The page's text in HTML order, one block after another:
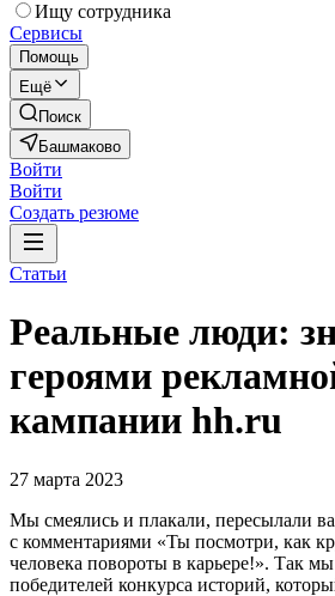
Ищу сотрудника
Сервисы
Помощь
Ещё
Поиск
Башмаково
Войти
Войти
Создать резюме
Статьи
Реальные люди:
героями
кампании hh.ru
27 марта 2023
Мы смеялись и плакали, пересылали
с комментариями «Ты посмотри, как
человека повороты в карьере!». Так
победителей конкурса историй,